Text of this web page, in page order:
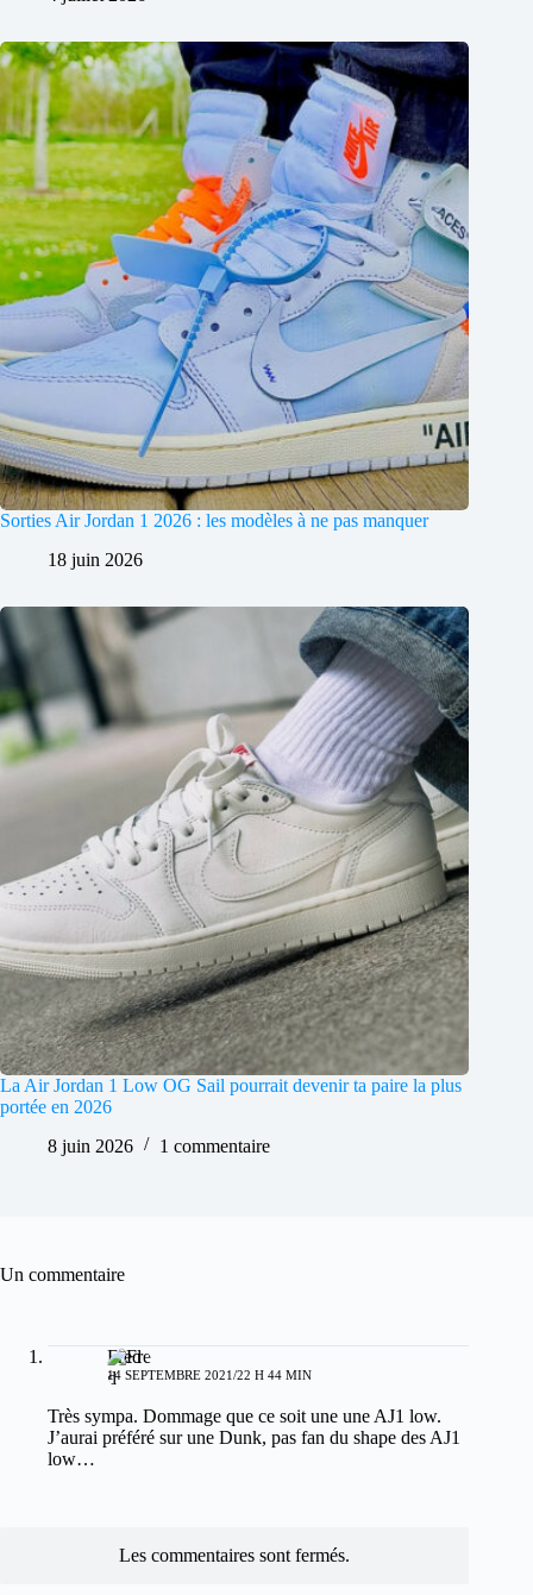
Sorties Air Jordan 1 2026 : les modèles à ne pas manquer
18 juin 2026
La Air Jordan 1 Low OG Sail pourrait devenir ta paire la plus
portée en 2026
8 juin 2026
1 commentaire
Un commentaire
Fred
14 SEPTEMBRE 2021/22 H 44 MIN
Très sympa. Dommage que ce soit une une AJ1 low.
J’aurai préféré sur une Dunk, pas fan du shape des AJ1
low…
Les commentaires sont fermés.